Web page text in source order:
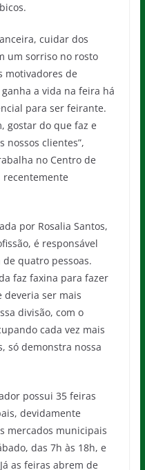
cuidar dos
um sorriso no rosto
motivadores de
a vida na feira há
para ser feirante.
gostar do que faz e
nossos clientes”,
no Centro de
recentemente
por Rosalia Santos,
é responsável
quatro pessoas.
faz faxina para fazer
deveria ser mais
divisão, com o
cada vez mais
só demonstra nossa
possui 35 feiras
devidamente
mercados municipais
das 7h às 18h, e
as feiras abrem de